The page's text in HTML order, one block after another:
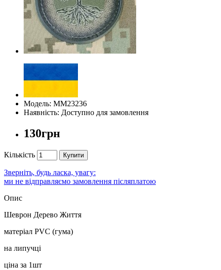
Модель: ММ23236
Наявність: Доступно для замовлення
130грн
Кількість Купити
Зверніть, будь ласка, увагу:
ми не відправляємо замовлення післяплатою
Опис
Шеврон Дерево Життя
матеріал PVC (гума)
на липучці
ціна за 1шт